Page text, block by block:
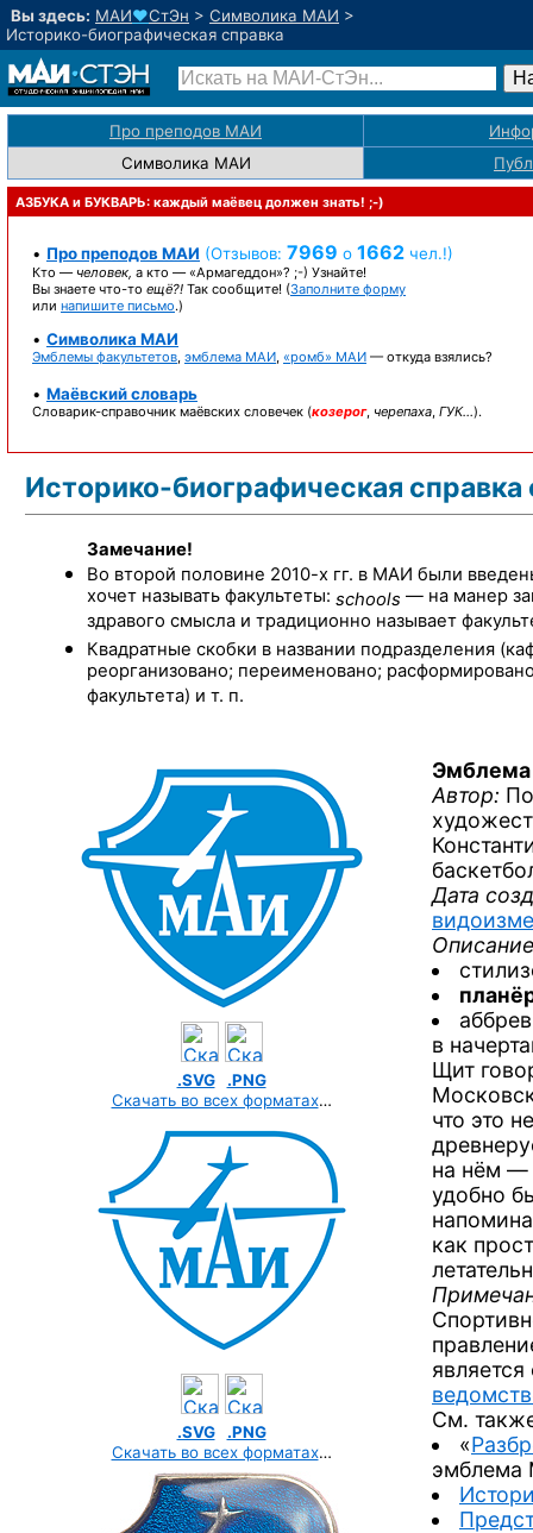
Вы здесь: МАИ♥СтЭн > Символика МАИ >
Историко-биографическая справка
Про преподов МАИ
Символика МАИ
АЗБУКА и БУКВАРЬ: каждый маёвец должен знать! ;-)
• Про преподов МАИ (Отзывов: 7969 о 1662 чел.!)
Кто — человек, а кто —«Армагеддон»? ;-) Узнайте!
Вы знаете что-то ещё?! Так сообщите! (Заполните форму
или напишите письмо.)
• Символика МАИ
Эмблемы факультетов, эмблема МАИ, «ромб» МАИ — откуда взялись?
• Маёвский словарь
Словарик-справочник маёвских словечек (козерог, черепаха, ГУК…).
Историко-биографическая справка
Замечание!
Во второй половине 2010-х гг. в МАИ были
хочет называть факультеты: schools — на манер
здравого смысла и традиционно называет
Квадратные скобки в названии подразделения
реорганизовано; переименовано;
факультета) и т. п.
.SVG
.PNG
Скачать во всех форматах…
.SVG
.PNG
Скачать во всех форматах…
Автор:
Дата
в
Щит
что это
на нём —
удобно
как
является
См.
«